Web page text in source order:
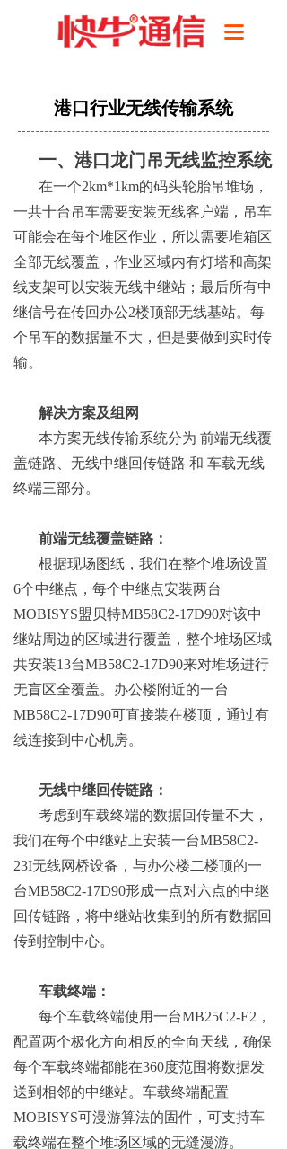
끀
解决方案
技术支持
关于我们
港口行业无线传输系统
一、港口龙门吊无线监控系统
在一个2km*1km的码头轮胎吊堆场，
一共十台吊车需要安装无线客户端，吊车
可能会在每个堆区作业，所以需要堆箱区
全部无线覆盖，作业区域内有灯塔和高架
线支架可以安装无线中继站；最后所有中
继信号在传回办公2楼顶部无线基站。每
个吊车的数据量不大，但是要做到实时传
输。
解决方案及组网
本方案无线传输系统分为 前端无线覆
盖链路、无线中继回传链路 和 车载无线
终端三部分。
前端无线覆盖链路：
根据现场图纸，我们在整个堆场设置
6个中继点，每个中继点安装两台
MOBISYS盟贝特MB58C2-17D90对该中
继站周边的区域进行覆盖，整个堆场区域
共安装13台MB58C2-17D90来对堆场进行
无盲区全覆盖。办公楼附近的一台
MB58C2-17D90可直接装在楼顶，通过有
线连接到中心机房。
无线中继回传链路：
考虑到车载终端的数据回传量不大，
我们在每个中继站上安装一台MB58C2-
23I无线网桥设备，与办公楼二楼顶的一
台MB58C2-17D90形成一点对六点的中继
回传链路，将中继站收集到的所有数据回
传到控制中心。
车载终端：
每个车载终端使用一台MB25C2-E2，
配置两个极化方向相反的全向天线，确保
每个车载终端都能在360度范围将数据发
送到相邻的中继站。车载终端配置
MOBISYS可漫游算法的固件，可支持车
载终端在整个堆场区域的无缝漫游。